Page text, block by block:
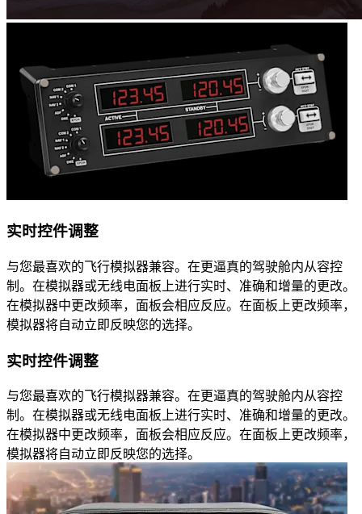
实时控件调整
与您最喜欢的飞行模拟器兼容。在更逼真的驾驶舱内从容控
制。在模拟器或无线电面板上进行实时、准确和增量的更改。
在模拟器中更改频率，面板会相应反应。在面板上更改频率，
模拟器将自动立即反映您的选择。
实时控件调整
与您最喜欢的飞行模拟器兼容。在更逼真的驾驶舱内从容控
制。在模拟器或无线电面板上进行实时、准确和增量的更改。
在模拟器中更改频率，面板会相应反应。在面板上更改频率，
模拟器将自动立即反映您的选择。